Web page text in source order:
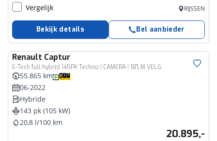
Vergelijk RIJSSEN
Bekijk details Bel aanbieder
Renault Captur
E-Tech full hybrid 145PK Techno | CAMERA | 18"LM VELG
55.865 km
06-2022
Hybride
143 pk (105 kW)
20,8 l/100 km
20.895,-